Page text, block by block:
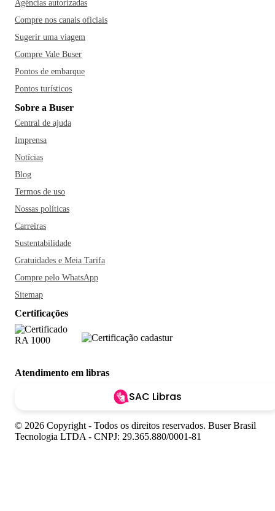
Agências autorizadas
Compre nos canais oficiais
Sugerir uma viagem
Compre Vale Buser
Pontos de embarque
Pontos turísticos
Sobre a Buser
Central de ajuda
Imprensa
Notícias
Blog
Termos de uso
Nossas políticas
Carreiras
Sustentabilidade
Gratuidades e Meia Tarifa
Compre pelo WhatsApp
Sitemap
Certificações
Atendimento em libras
SAC Libras
© 2026 Copyright - Todos os direitos reservados. Buser Brasil
Tecnologia LTDA - CNPJ: 29.365.880/0001-81